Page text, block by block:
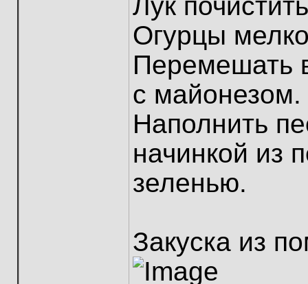
Огурцы
Перемешать
с майонезом.
Наполнить
начинкой из
зеленью.
Закуска из